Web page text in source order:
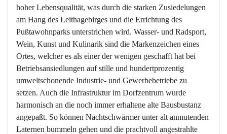
hoher Lebensqualität, was durch die starken Zusiedelungen
am Hang des Leithagebirges und die Errichtung des
Pußtawohnparks unterstrichen wird. Wasser- und Radsport,
Wein, Kunst und Kulinarik sind die Markenzeichen eines
Ortes, welcher es als einer der wenigen geschafft hat bei
Betriebsansiedlungen auf stille und hundertprozentig
umweltschonende Industrie- und Gewerbebetriebe zu
setzen. Auch die Infrastruktur im Dorfzentrum wurde
harmonisch an die noch immer erhaltene alte Bausbustanz
angepaßt. So können Nachtschwärmer unter alt anmutenden
Laternen bummeln gehen und die prachtvoll angestrahlte